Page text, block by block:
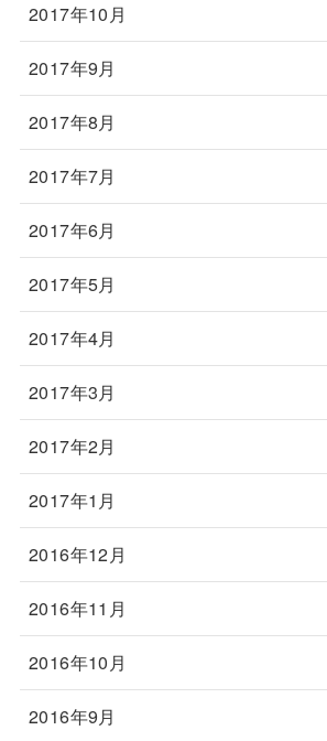
2017年10月
2017年9月
2017年8月
2017年7月
2017年6月
2017年5月
2017年4月
2017年3月
2017年2月
2017年1月
2016年12月
2016年11月
2016年10月
2016年9月